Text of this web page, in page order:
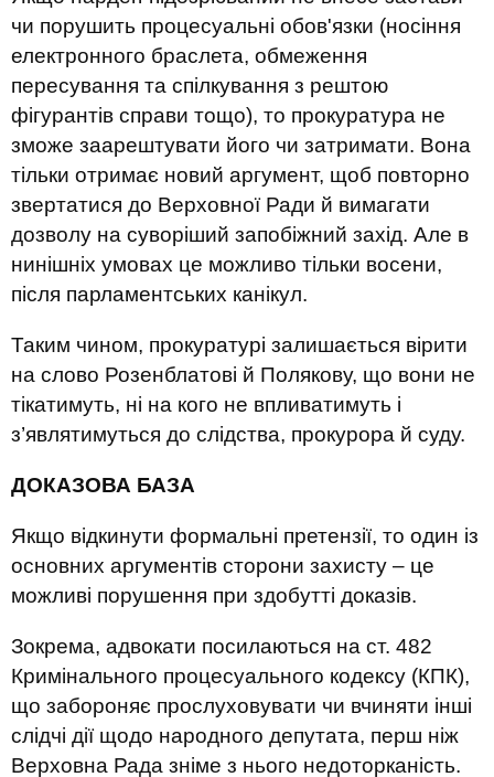
чи порушить процесуальні обов'язки (носіння
електронного браслета, обмеження
пересування та спілкування з рештою
фігурантів справи тощо), то прокуратура не
зможе заарештувати його чи затримати. Вона
тільки отримає новий аргумент, щоб повторно
звертатися до Верховної Ради й вимагати
дозволу на суворіший запобіжний захід. Але в
нинішніх умовах це можливо тільки восени,
після парламентських канікул.
Таким чином, прокуратурі залишається вірити
на слово Розенблатові й Полякову, що вони не
тікатимуть, ні на кого не впливатимуть і
з’являтимуться до слідства, прокурора й суду.
ДОКАЗОВА БАЗА
Якщо відкинути формальні претензії, то один із
основних аргументів сторони захисту – це
можливі порушення при здобутті доказів.
Зокрема, адвокати посилаються на ст. 482
Кримінального процесуального кодексу (КПК),
що забороняє прослуховувати чи вчиняти інші
слідчі дії щодо народного депутата, перш ніж
Верховна Рада зніме з нього недоторканість.